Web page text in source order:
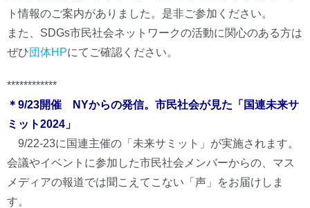
ト情報のご案内がありました。是非ご参加ください。
また、SDGs市民社会ネットワークの活動に関心のある方は
ぜひ団体HPにてご確認ください。
************
＊9/23開催 NYからの発信。市民社会が見た「国連未来サ
ミット2024」
9/22-23に国連主催の「未来サミット」が実施されます。
会議やイベントに参加した市民社会メンバーからの、マス
メディアの報道では聞こえてこない「声」をお届けしま
す。